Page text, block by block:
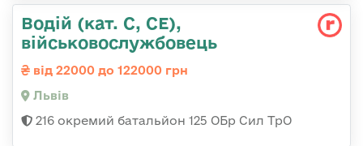
Водій (кат. С, СЕ),
військовослужбовець
від 22000 до 122000 грн
Львів
216 окремий батальйон 125 ОБр Сил ТрО